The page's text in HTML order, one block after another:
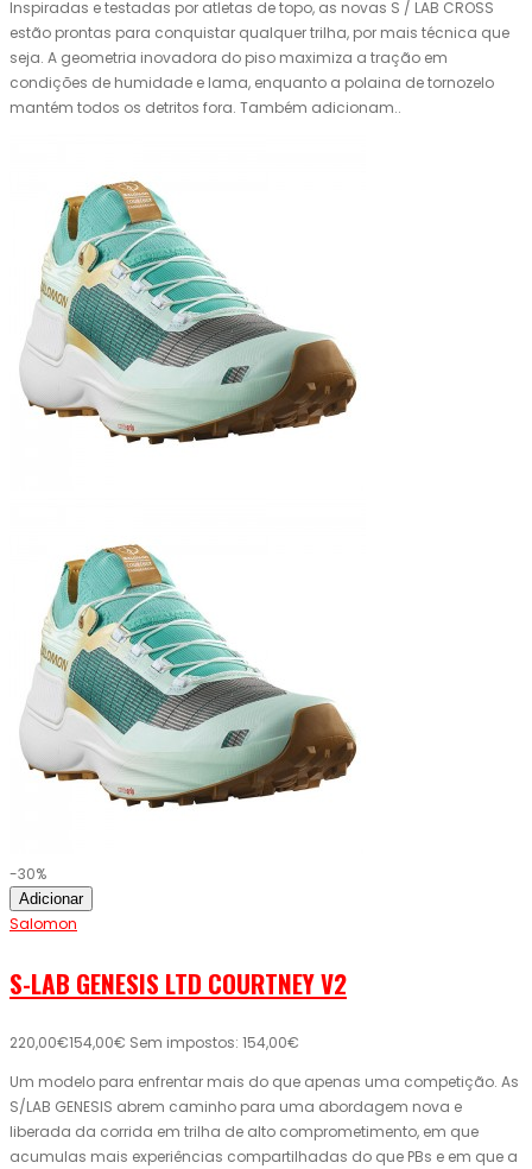
Inspiradas e testadas por atletas de topo, as novas S / LAB CROSS
estão prontas para conquistar qualquer trilha, por mais técnica que
seja. A geometria inovadora do piso maximiza a tração em
condições de humidade e lama, enquanto a polaina de tornozelo
mantém todos os detritos fora. Também adicionam..
-30%
Adicionar
Salomon
S-LAB GENESIS LTD COURTNEY V2
220,00€154,00€ Sem impostos: 154,00€
Um modelo para enfrentar mais do que apenas uma competição. As
S/LAB GENESIS abrem caminho para uma abordagem nova e
liberada da corrida em trilha de alto comprometimento, em que
acumulas mais experiências compartilhadas do que PBs e em que a